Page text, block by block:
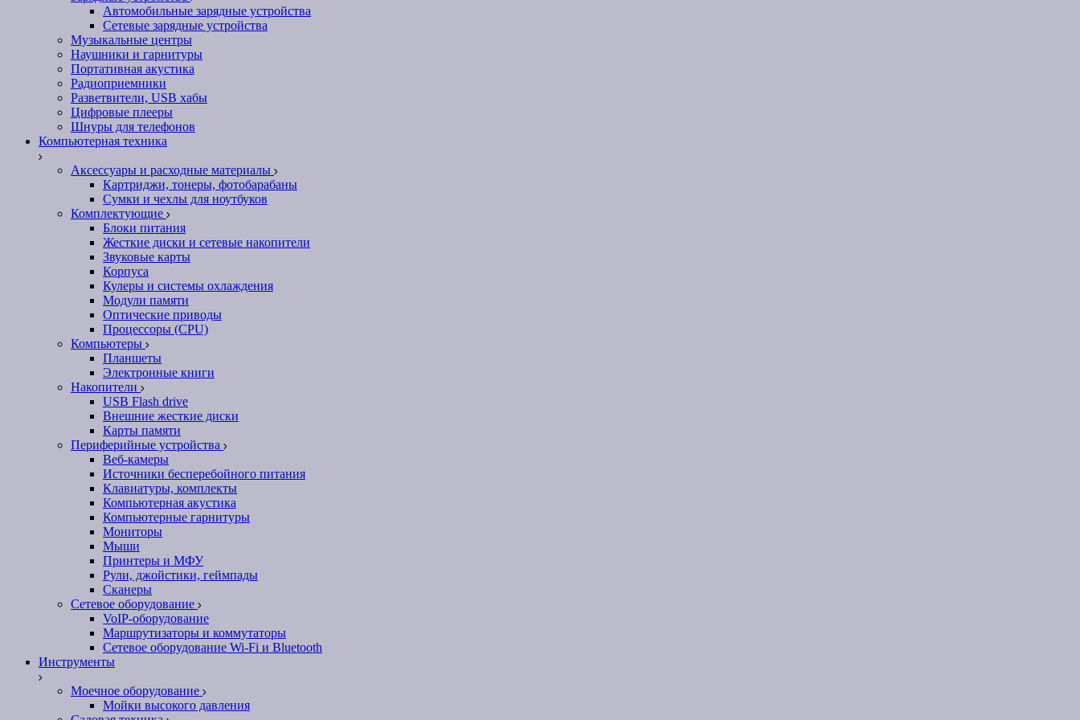
Автомобильные зарядные устройства
Сетевые зарядные устройства
Музыкальные центры
Наушники и гарнитуры
Портативная акустика
Радиоприемники
Разветвители, USB хабы
Цифровые плееры
Шнуры для телефонов
Компьютерная техника
Аксессуары и расходные материалы
Картриджи, тонеры, фотобарабаны
Сумки и чехлы для ноутбуков
Комплектующие
Блоки питания
Жесткие диски и сетевые накопители
Звуковые карты
Корпуса
Кулеры и системы охлаждения
Модули памяти
Оптические приводы
Процессоры (CPU)
Компьютеры
Планшеты
Электронные книги
Накопители
USB Flash drive
Внешние жесткие диски
Карты памяти
Периферийные устройства
Веб-камеры
Источники бесперебойного питания
Клавиатуры, комплекты
Компьютерная акустика
Компьютерные гарнитуры
Мониторы
Мыши
Принтеры и МФУ
Рули, джойстики, геймпады
Сканеры
Сетевое оборудование
VoIP-оборудование
Маршрутизаторы и коммутаторы
Сетевое оборудование Wi-Fi и Bluetooth
Инструменты
Моечное оборудование
Мойки высокого давления